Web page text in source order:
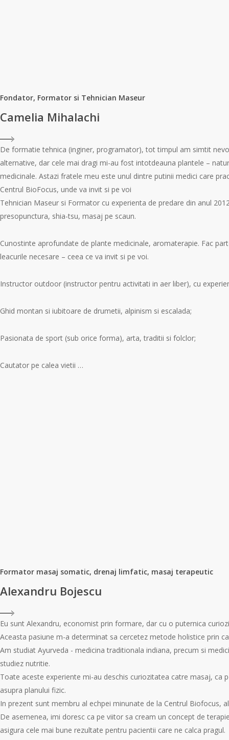
Fondator, Formator si Tehnician Maseur
Camelia Mihalachi
De formatie tehnica (inginer, programator), tot timpul am simtit
alternative, dar cele mai dragi mi-au fost intotdeauna plantele –
medicinale. Astazi fratele meu este unul dintre putinii medici care
Centrul BioFocus, unde va invit si pe voi
Tehnician Maseur si Formator cu experienta de predare din anul
presopunctura, shia-tsu, masaj pe scaun.
Cunostinte aprofundate de plante medicinale, aromaterapie. Fac
leacurile necesare – ceea ce va invit si pe voi.
Instructor outdoor (instructor pentru activitati in aer liber), cu
Ghid montan si iubitoare de drumetii, alpinism si escalada;
Pasionata de sport (sub orice forma), arta, traditii si folclor;
Cautator pe calea vietii …
Formator masaj somatic, drenaj limfatic, masaj terapeutic
Alexandru Bojescu
Eu sunt Alexandru, economist prin formare, dar cu o puternica
Aceasta pasiune m-a determinat sa cercetez metode holistice prin
Am studiat Ayurveda - medicina traditionala indiana, precum si
studiez nutritie.
Toate aceste experiente mi-au deschis curiozitatea catre masaj,
asupra planului fizic.
In prezent sunt membru al echpei minunate de la Centrul Biofocus,
De asemenea, imi doresc ca pe viitor sa cream un concept de
asigura cele mai bune rezultate pentru pacientii care ne calca pragul.